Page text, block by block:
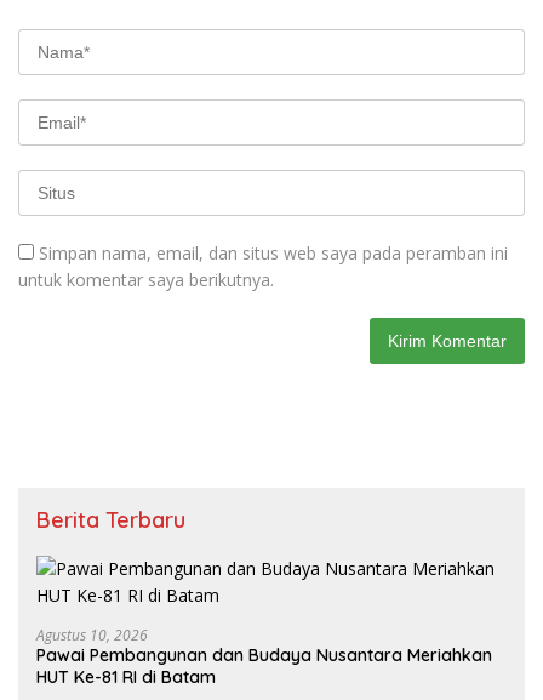
Simpan nama, email, dan situs web saya pada peramban ini
untuk komentar saya berikutnya.
Berita Terbaru
Agustus 10, 2026
Pawai Pembangunan dan Budaya Nusantara Meriahkan
HUT Ke-81 RI di Batam